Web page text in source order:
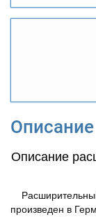
Описание
Описание
произведен в